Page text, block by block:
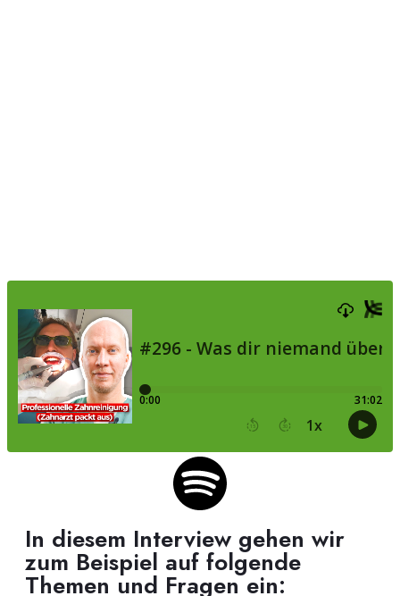
In diesem Interview gehen wir
zum Beispiel auf folgende
Themen und Fragen ein: